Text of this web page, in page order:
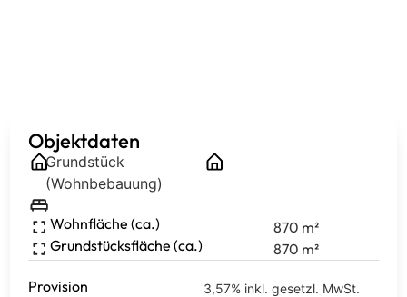
Objektdaten
Grundstück
(Wohnbebauung)
Wohnfläche (ca.) 870 m²
Grundstücksfläche (ca.)
870 m²
Provision 3,57% inkl. gesetzl. MwSt.